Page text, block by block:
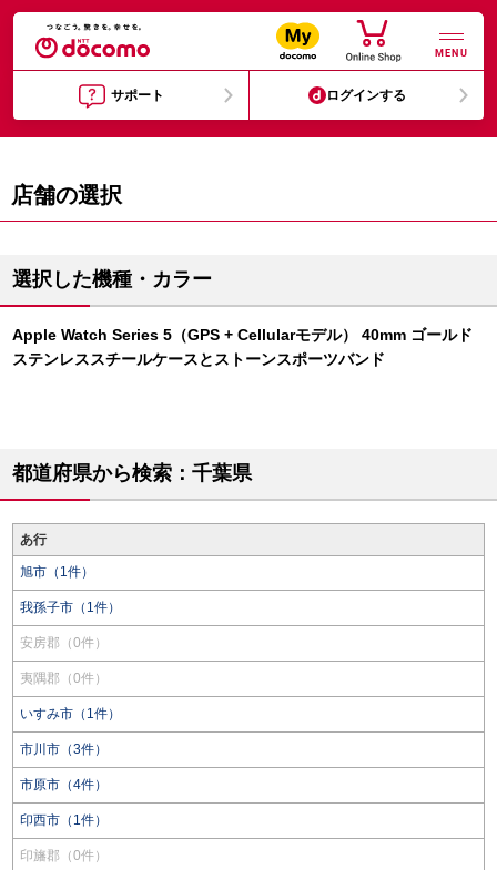
MENU
サポート ログインする
店舗の選択
選択した機種・カラー
Apple Watch Series 5（GPS + Cellularモデル） 40mm ゴールド
ステンレススチールケースとストーンスポーツバンド
都道府県から検索：千葉県
あ行
旭市（1件）
我孫子市（1件）
安房郡（0件）
夷隅郡（0件）
いすみ市（1件）
市川市（3件）
市原市（4件）
印西市（1件）
印旛郡（0件）